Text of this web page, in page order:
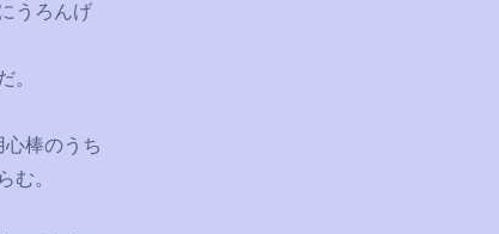
うろんげ
。
棒のうち
む。